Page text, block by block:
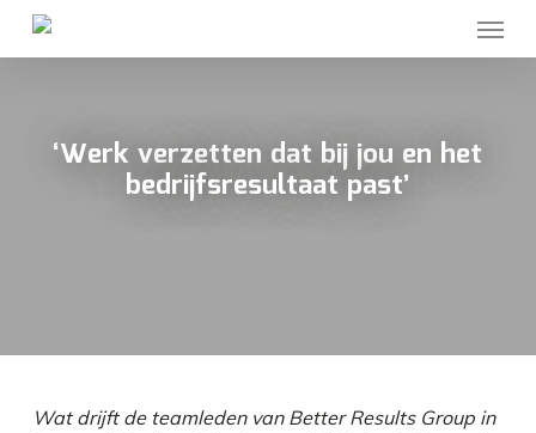
Skip
Menu
‘Werk verzetten dat bij jou en het
bedrijfsresultaat past’
Wat drijft de teamleden van Better Results Group in